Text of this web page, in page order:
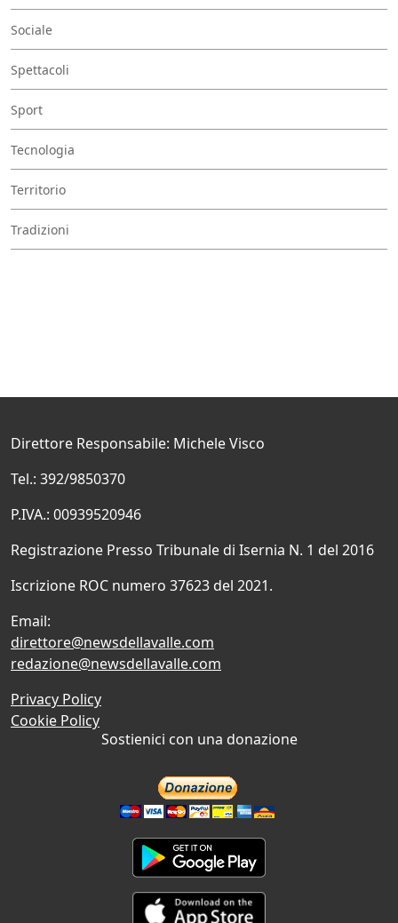
Sociale
Spettacoli
Sport
Tecnologia
Territorio
Tradizioni
Direttore Responsabile: Michele Visco
Tel.: 392/9850370
P.IVA.: 00939520946
Registrazione Presso Tribunale di Isernia N. 1 del 2016
Iscrizione ROC numero 37623 del 2021.
Email:
direttore@newsdellavalle.com
redazione@newsdellavalle.com
Privacy Policy
Cookie Policy
Sostienici con una donazione